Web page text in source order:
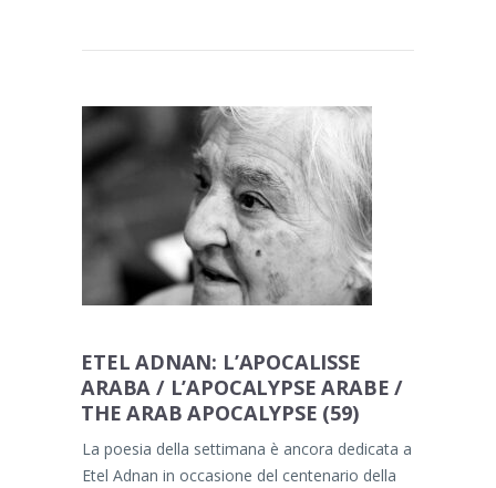
ETEL ADNAN: L’APOCALISSE
ARABA / L’APOCALYPSE ARABE /
THE ARAB APOCALYPSE (59)
La poesia della settimana è ancora dedicata a
Etel Adnan in occasione del centenario della